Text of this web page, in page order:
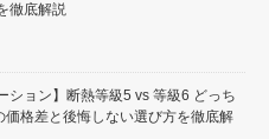
徹底解説
ション】断熱等級5 vs 等級6 どっち
格差と後悔しない選び方を徹底解